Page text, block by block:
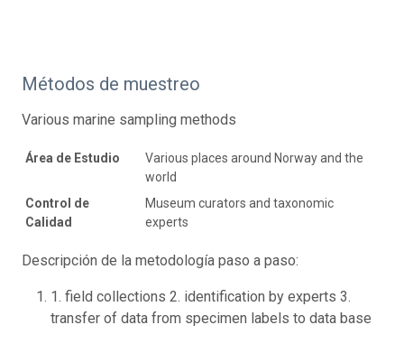
Métodos de muestreo
Various marine sampling methods
Área de Estudio
Various places around Norway and the
world
Control de
Calidad
Museum curators and taxonomic
experts
Descripción de la metodología paso a paso:
1. field collections 2. identification by experts 3.
transfer of data from specimen labels to data base